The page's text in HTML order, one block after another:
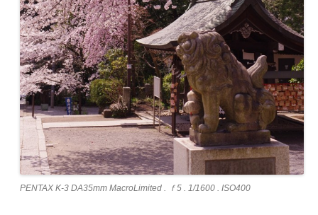
PENTAX K-3 DA35mm MacroLimited . ｆ5 . 1/1600 . ISO400